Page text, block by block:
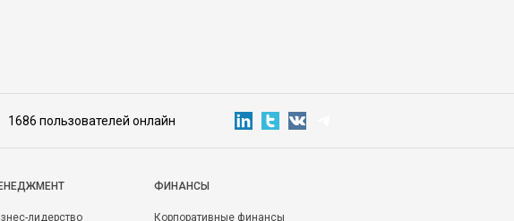
1686 пользователей онлайн
лидерство
ФИНАНСЫ
Корпоративные финансы